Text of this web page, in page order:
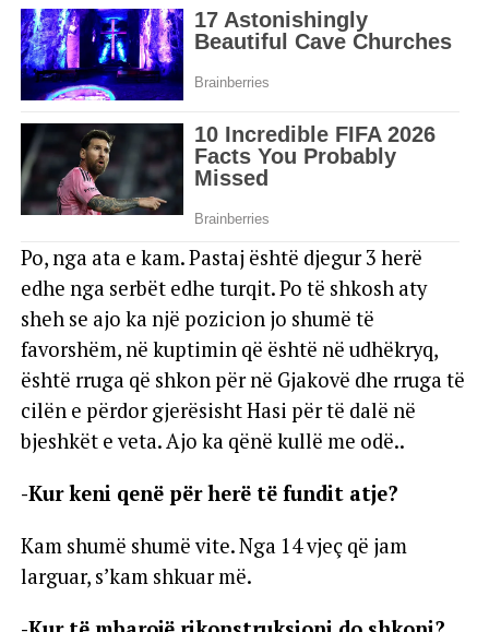
Po, nga ata e kam. Pastaj është djegur 3 herë
edhe nga serbët edhe turqit. Po të shkosh aty
sheh se ajo ka një pozicion jo shumë të
favorshëm, në kuptimin që është në udhëkryq,
është rruga që shkon për në Gjakovë dhe rruga të
cilën e përdor gjerësisht Hasi për të dalë në
bjeshkët e veta. Ajo ka qënë kullë me odë..
-Kur keni qenë për herë të fundit atje?
Kam shumë shumë vite. Nga 14 vjeç që jam
larguar, s’kam shkuar më.